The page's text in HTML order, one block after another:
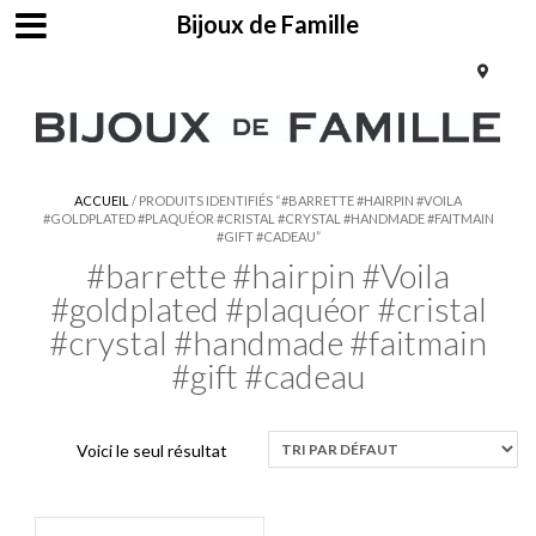
ACCUEIL / PRODUITS IDENTIFIÉS “#BARRETTE #HAIRPIN #VOILA
#GOLDPLATED #PLAQUÉOR #CRISTAL #CRYSTAL #HANDMADE #FAITMAIN
#GIFT #CADEAU”
#barrette #hairpin #Voila
#goldplated #plaquéor #cristal
#crystal #handmade #faitmain
#gift #cadeau
Voici le seul résultat
Bijoux de Famille